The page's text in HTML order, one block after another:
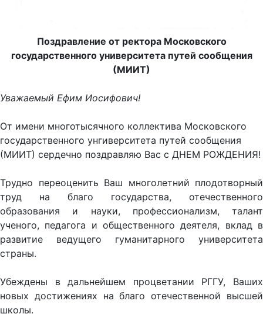
Поздравление от ректора Московского
государственного университета путей сообщения
(МИИТ)
Уважаемый Ефим Иосифович!
От имени многотысячного коллектива Московского
государственного унгиверситета путей сообщения
(МИИТ) сердечно поздравляю Вас с ДНЕМ РОЖДЕНИЯ!
Трудно переоценить Ваш многолетний плодотворный
труд на благо государства, отечественного
образования и науки, профессионализм, талант
ученого, педагога и общественного деятеля, вклад в
развитие ведущего гуманитарного университета
страны.
Убеждены в дальнейшем процветании РГГУ, Ваших
новых достижениях на благо отечественной высшей
школы.